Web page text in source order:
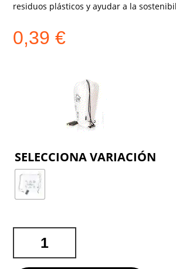
residuos plásticos y ayudar a la
0,39€
BALARD
CANTIDAD